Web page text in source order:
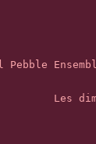
Les